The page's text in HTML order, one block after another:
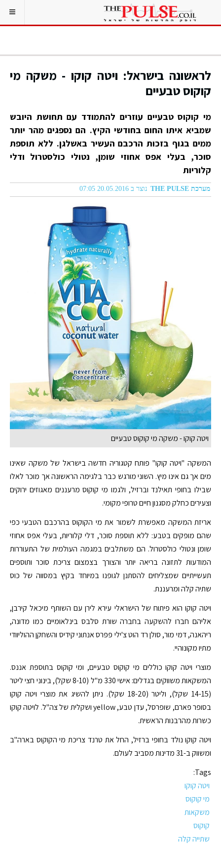
לראשונה בישראל: ויטה קוקו - משקה מי
קוקוס טבעיים
מי קוקוס טבעיים עוזרים להתמודד עם תחושת היובש
שמביא איתו החום בחודשי הקיץ. הם נספגים מהר יותר
ממים בגוף בזכות הרכבם העשיר באשלגן. ללא תוספת
סוכר, בעלי אפס אחוזי שומן, נטולי כולסטרול ודלי
קלוריות
מערכת THE PULSE נוצר ב 20.05.2016 07:05
ויטה קוקו - משקה מי קוקוס טבעיים
המשקה "ויטה קוקו" פותח קטגוריה חדשה בישראל של משקה שאינו
מים אך גם אינו מיץ. השוני מורגש כבר בלגימה הראשונה אך מוכר לאלו
שבילו בחופי תאילנד וברזיל, ולגמו מי קוקוס מרעננים מאגוזים ירוקים
וצעירים כחלק מסגנון חיים טרופי מקומי.
אריזת המשקה מאפשרת לשמור את מי הקוקוס בהרכבם הטבעי כפי
שהם מופקים בטבע: ללא תוספת סוכר, דלי קלוריות, בעלי אפס אחוזי
שומן ונטולי כולסטרול. הם משתלבים במגמה העולמית של התעוררות
המודעות לתזונה בריאה יותר והצורך בצמצום צריכת סוכר ותוספים
תעשייתיים שמצליחים להסתנן לגופנו במיוחד בקיץ במסווה של כוס
שתיה קלה ומרעננת.
ויטה קוקו הוא פיתוח של הישראלי עירא לירן עם השותף מיכאל קירבן,
אליהם חברו להשקעה בחברה שורת סלבס בינלאומיים כמו מדונה,
ריהאנה, דמי מור, סולן רד הוט צ'ילי פפרס אנתוני קידיס והשחקן ההוליוודי
מתיו מקונוהיי.
מוצרי ויטה קוקו כוללים מי קוקוס טבעיים, ומי קוקוס בתוספת אננס.
המשקאות משווקים בגדלים: אישי 330 מ"ל (8-10 שקל), בינוני חצי ליטר
(14-15 שקל), וליטר (18-20 שקל). ניתן להשיג את מוצרי ויטה קוקו
בסופר פארם, שופרסל, עדן טבע, yellow ושקלית של צה"ל. לויטה קוקו
כשרות מהרבנות הראשית.
ויטה קוקו נולד בחופי ברזיל, החל את טרנד צריכת מי הקוקוס בארה"ב
ומשווק ב-31 מדינות מסביב לעולם.
Tags:
ויטה קוקו
מי קוקוס
משקאות
קוקוס
שתייה קלה